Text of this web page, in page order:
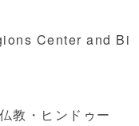
Center and Bi
教・ヒンドゥー